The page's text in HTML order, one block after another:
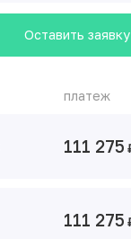
Оставить заявку
платеж
111 275
111 275